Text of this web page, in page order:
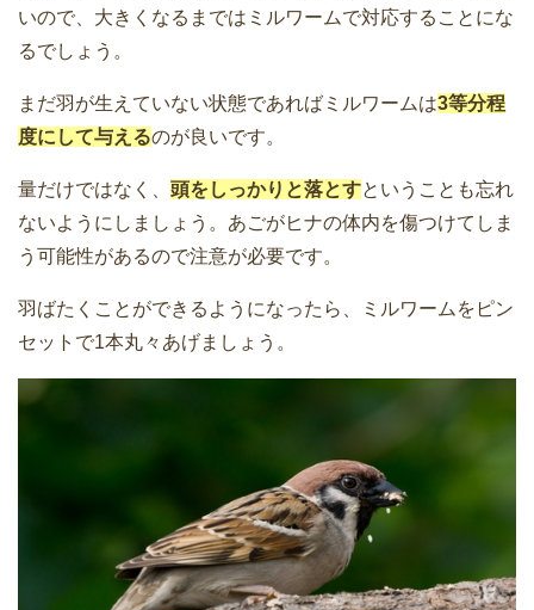
いので、大きくなるまではミルワームで対応することにな
るでしょう。
まだ羽が生えていない状態であればミルワームは3等分程
度にして与えるのが良いです。
量だけではなく、 頭をしっかりと落とすということも忘れ
ないようにしましょう。あごがヒナの体内を傷つけてしま
う可能性があるので注意が必要です。
羽ばたくことができるようになったら、ミルワームをピン
セットで1本丸々あげましょう。